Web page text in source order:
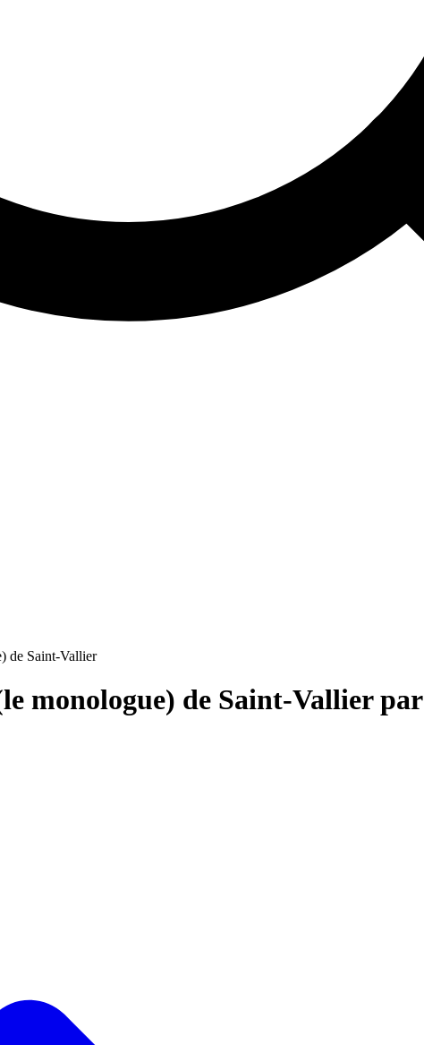
de Saint-Vallier
monologue) de Saint-Vallier par